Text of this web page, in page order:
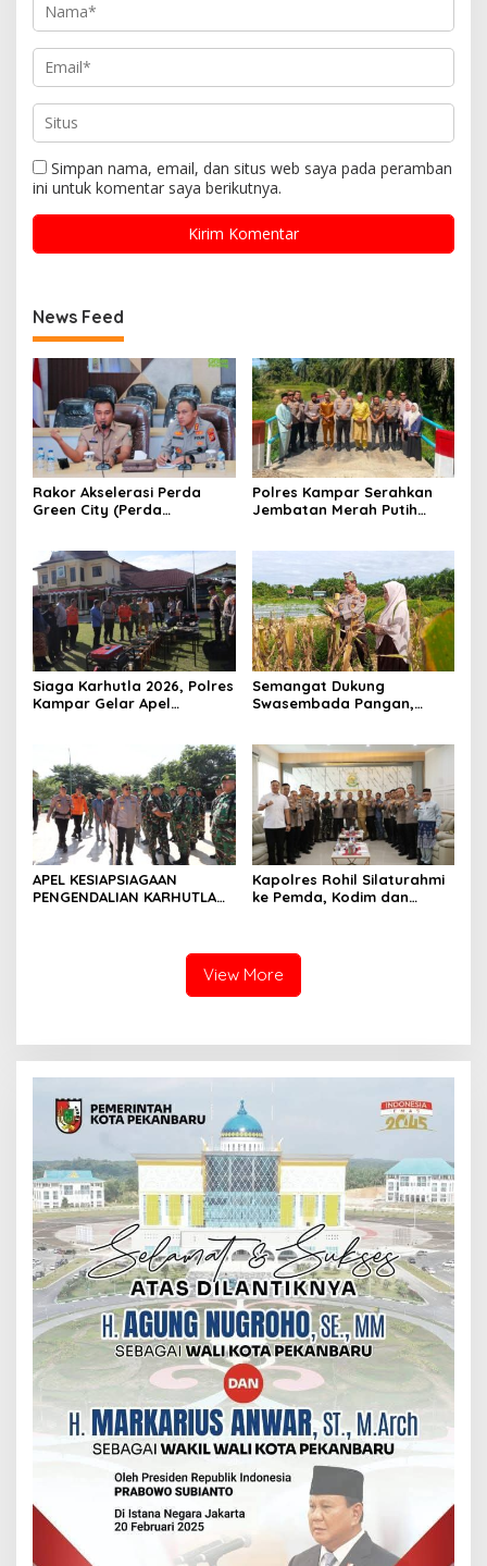
Simpan nama, email, dan situs web saya pada peramban
ini untuk komentar saya berikutnya.
News Feed
Rakor Akselerasi Perda
Green City (Perda
Lingkungan Hidup Kota
Pekanbaru dan Tim Pakar
Polres Kampar Serahkan
Jembatan Merah Putih
Siaga Karhutla 2026, Polres
Kampar Gelar Apel
Semangat Dukung
Swasembada Pangan,
Sendayan
APEL KESIAPSIAGAAN
PENGENDALIAN KARHUTLA
KEMARAU DAN POTENSI EL
Kapolres Rohil Silaturahmi
ke Pemda, Kodim dan
View More